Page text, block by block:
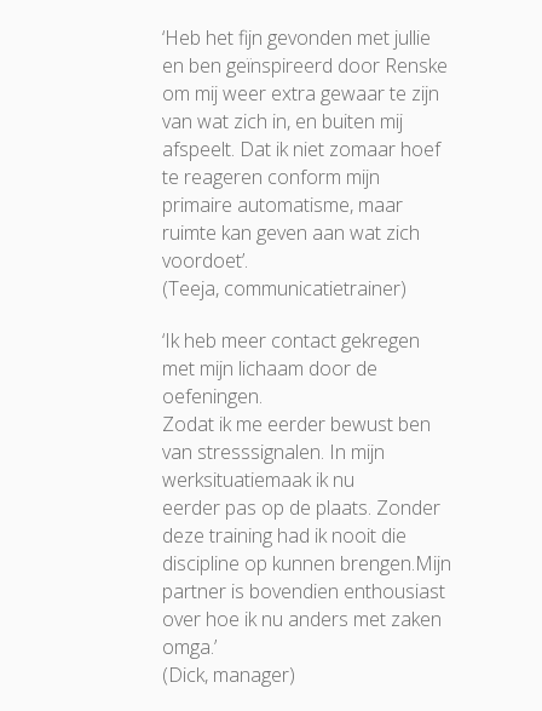
‘Heb het fijn gevonden met jullie
en ben geïnspireerd door Renske
om mij weer extra gewaar te zijn
van wat zich in, en buiten mij
afspeelt. Dat ik niet zomaar hoef
te reageren conform mijn
primaire automatisme, maar
ruimte kan geven aan wat zich
voordoet’.
(Teeja, communicatietrainer)
‘Ik heb meer contact gekregen
met mijn lichaam door de
oefeningen.
Zodat ik me eerder bewust ben
van stresssignalen. In mijn
werksituatiemaak ik nu
eerder pas op de plaats. Zonder
deze training had ik nooit die
discipline op kunnen brengen.Mijn
partner is bovendien enthousiast
over hoe ik nu anders met zaken
omga.’
(Dick, manager)